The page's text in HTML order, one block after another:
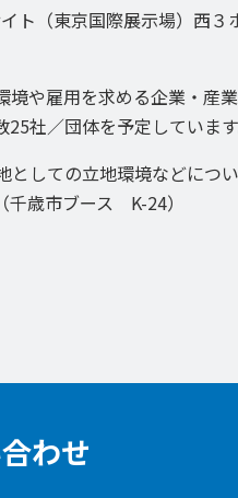
ト（東京国際展示場）西３
や雇用を求める企業・産
社／団体を予定しています
としての立地環境などについ
千歳市ブース K-24）
わせ